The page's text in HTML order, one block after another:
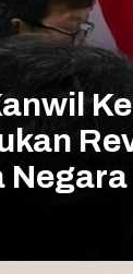
Negara